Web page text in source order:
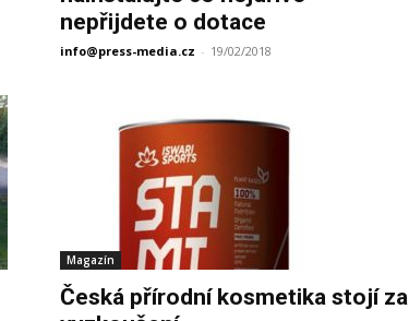
nepřijdete o dotace
info@press-media.cz - 19/02/2018
Magazín
Česká přírodní kosmetika stojí za